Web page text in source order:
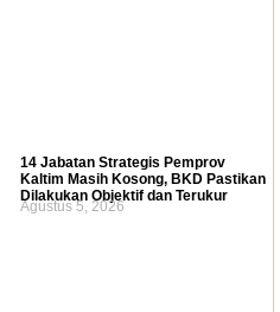
14 Jabatan Strategis Pemprov
Kaltim Masih Kosong, BKD Pastikan
Dilakukan Objektif dan Terukur
Agustus 5, 2026